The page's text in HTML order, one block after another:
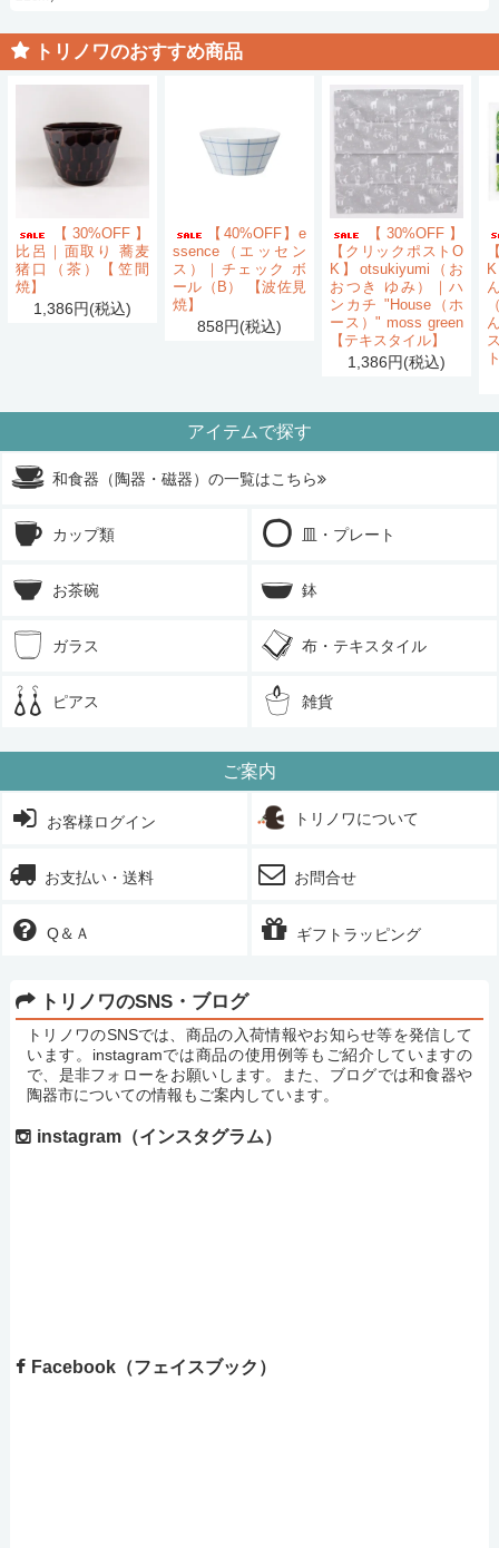
トリノワのおすすめ商品
【30%OFF】
比呂｜面取り 蕎麦
猪口（茶）【笠間
焼】
1,386円(税込)
【40%OFF】e
ssence（エッセン
ス）｜チェック ボ
ール（B） 【波佐見
焼】
858円(税込)
【30%OFF】
【クリックポストO
K】otsukiyumi（お
おつき ゆみ）｜ハ
ンカチ "House（ホ
ース）" moss green
【テキスタイル】
1,386円(税込)
アイテムで探す
和食器（陶器・磁器）の一覧はこちら
カップ類 皿・プレート
お茶碗 鉢
ガラス 布・テキスタイル
ピアス 雑貨
ご案内
お客様ログイン トリノワについて
お支払い・送料 お問合せ
Q＆Ａ ギフトラッピング
トリノワのSNS・ブログ
トリノワのSNSでは、商品の入荷情報やお知らせ等を発信して
います。instagramでは商品の使用例等もご紹介していますの
で、是非フォローをお願いします。また、ブログでは和食器や
陶器市についての情報もご案内しています。
instagram（インスタグラム）
Facebook（フェイスブック）